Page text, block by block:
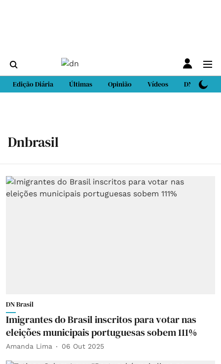
Edição Diária Últimas Opinião Vídeos DN Sport
Dnbrasil
DN Brasil
Imigrantes do Brasil inscritos para votar nas
eleições municipais portuguesas sobem 111%
Amanda Lima 06 Out 2025